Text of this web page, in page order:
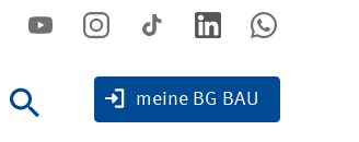
Suche meine BG BAU